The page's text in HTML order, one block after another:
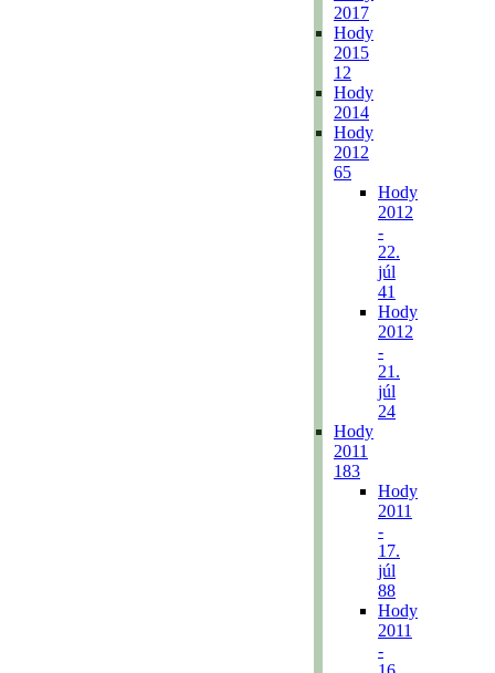
2017
Hody
2015
12
Hody
2014
Hody
2012
65
Hody
2012
-
22.
júl
41
Hody
2012
-
21.
júl
24
Hody
2011
183
Hody
2011
-
17.
júl
88
Hody
2011
-